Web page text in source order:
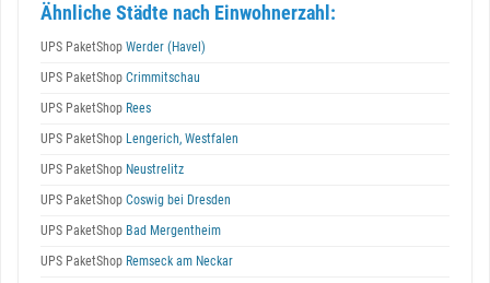
Ähnliche Städte nach Einwohnerzahl:
UPS PaketShop Werder (Havel)
UPS PaketShop Crimmitschau
UPS PaketShop Rees
UPS PaketShop Lengerich, Westfalen
UPS PaketShop Neustrelitz
UPS PaketShop Coswig bei Dresden
UPS PaketShop Bad Mergentheim
UPS PaketShop Remseck am Neckar